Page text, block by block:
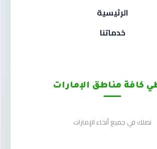
الرئيسية
خدماتنا
كافة مناطق الإمارات
نصلك في جميع أنحاء الإمارات